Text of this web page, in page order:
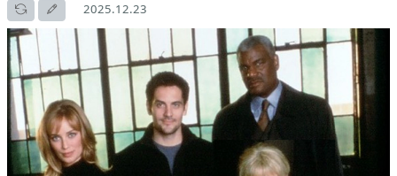
2025.12.23